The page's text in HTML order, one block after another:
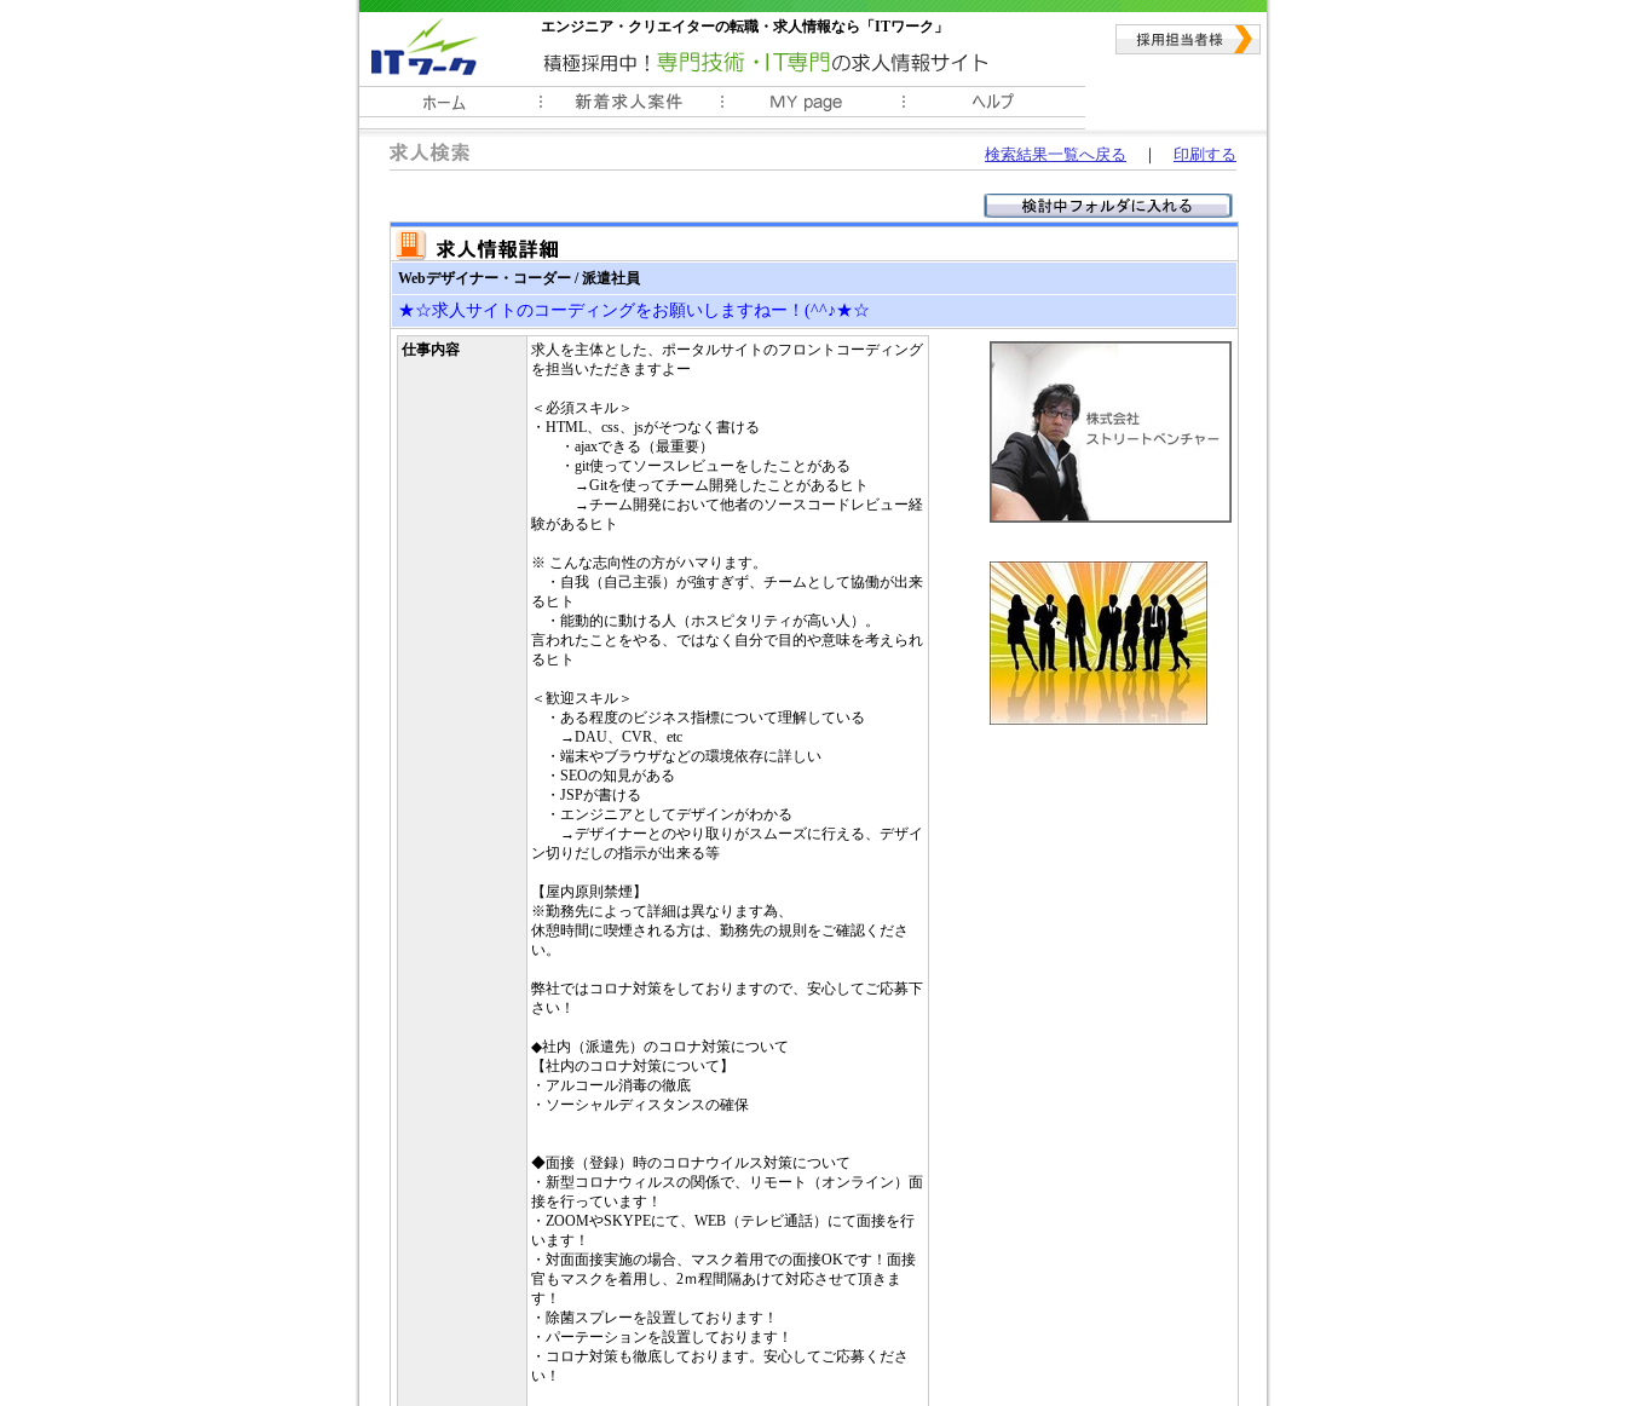
エンジニア・クリエイターの転職・求人情報なら「ITワーク」
常時3000件以上の求人情報掲載中
検索結果一覧へ戻る ｜ 印刷する
Webデザイナー・コーダー / 派遣社員
★☆求人サイトのコーディングをお願いしますねー！(^^♪★☆
仕事内容
求人を主体とした、ポータルサイトのフロントコーディング
を担当いただきますよー
＜必須スキル＞
・HTML、css、jsがそつなく書ける
・ajaxできる（最重要）
・git使ってソースレビューをしたことがある
→Gitを使ってチーム開発したことがあるヒト
→チーム開発において他者のソースコードレビュー経
験があるヒト
※ こんな志向性の方がハマります。
・自我（自己主張）が強すぎず、チームとして協働が出来
るヒト
・能動的に動ける人（ホスピタリティが高い人）。
言われたことをやる、ではなく自分で目的や意味を考えられ
るヒト
＜歓迎スキル＞
・ある程度のビジネス指標について理解している
→DAU、CVR、etc
・端末やブラウザなどの環境依存に詳しい
・SEOの知見がある
・JSPが書ける
・エンジニアとしてデザインがわかる
→デザイナーとのやり取りがスムーズに行える、デザイ
ン切りだしの指示が出来る等
【屋内原則禁煙】
※勤務先によって詳細は異なります為、
休憩時間に喫煙される方は、勤務先の規則をご確認くださ
い。
弊社ではコロナ対策をしておりますので、安心してご応募下
さい！
◆社内（派遣先）のコロナ対策について
【社内のコロナ対策について】
・アルコール消毒の徹底
・ソーシャルディスタンスの確保
◆面接（登録）時のコロナウイルス対策について
・新型コロナウィルスの関係で、リモート（オンライン）面
接を行っています！
・ZOOMやSKYPEにて、WEB（テレビ通話）にて面接を行
います！
・対面面接実施の場合、マスク着用での面接OKです！面接
官もマスクを着用し、2ｍ程間隔あけて対応させて頂きま
す！
・除菌スプレーを設置しております！
・パーテーションを設置しております！
・コロナ対策も徹底しております。安心してご応募くださ
い！